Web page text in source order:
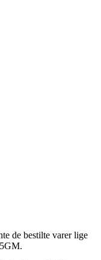
de bestilte varer lige